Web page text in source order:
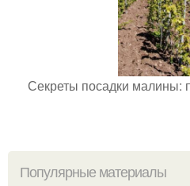
Секреты посадки малины:
Популярные материалы